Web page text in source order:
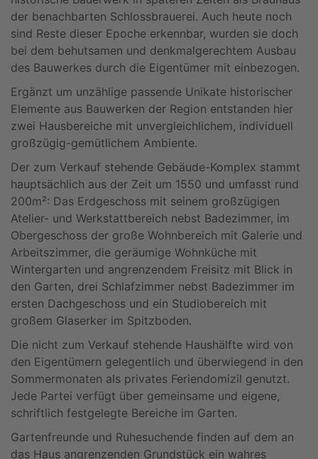
der benachbarten Schlossbrauerei. Auch heute noch
sind Reste dieser Epoche erkennbar, wurden sie doch
bei dem behutsamen und denkmalgerechtem Ausbau
des Bauwerkes durch die Eigentümer mit einbezogen.
Ergänzt um unzählige passende Unikate historischer
Elemente aus Bauwerken der Region entstanden hier
zwei Hausbereiche mit unvergleichlichem, individuell
großzügig-gemütlichem Ambiente.
Der zum Verkauf stehende Gebäude-Komplex stammt
hauptsächlich aus der Zeit um 1550 und umfasst rund
200m²: Das Erdgeschoss mit seinem großzügigen
Atelier- und Werkstattbereich nebst Badezimmer, im
Obergeschoss der große Wohnbereich mit Galerie und
Arbeitszimmer, die geräumige Wohnküche mit
Wintergarten und angrenzendem Freisitz mit Blick in
den Garten, drei Schlafzimmer nebst Badezimmer im
ersten Dachgeschoss und ein Studiobereich mit
großem Glaserker im Spitzboden.
Die nicht zum Verkauf stehende Haushälfte wird von
den Eigentümern gelegentlich und überwiegend in den
Sommermonaten als privates Feriendomizil genutzt.
Jede Partei verfügt über gemeinsame und eigene,
schriftlich festgelegte Bereiche im Garten.
Gartenfreunde und Ruhesuchende finden auf dem an
das Haus angrenzenden Grundstück ein wahres